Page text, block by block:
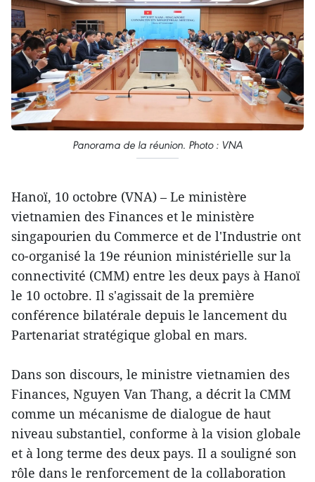
Panorama de la réunion. Photo : VNA
Hanoï, 10 octobre (VNA) – Le ministère
vietnamien des Finances et le ministère
singapourien du Commerce et de l'Industrie ont
co-organisé la 19e réunion ministérielle sur la
connectivité (CMM) entre les deux pays à Hanoï
le 10 octobre. Il s'agissait de la première
conférence bilatérale depuis le lancement du
Partenariat stratégique global en mars.
Dans son discours, le ministre vietnamien des
Finances, Nguyen Van Thang, a décrit la CMM
comme un mécanisme de dialogue de haut
niveau substantiel, conforme à la vision globale
et à long terme des deux pays. Il a souligné son
rôle dans le renforcement de la collaboration